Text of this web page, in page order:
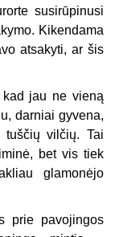
susirūpinusi
Kikendama
atsakyti, ar šis
jau ne vieną
darniai gyvena,
tuščių vilčių. Tai
bet vis tiek
glamonėjo
prie pavojingos